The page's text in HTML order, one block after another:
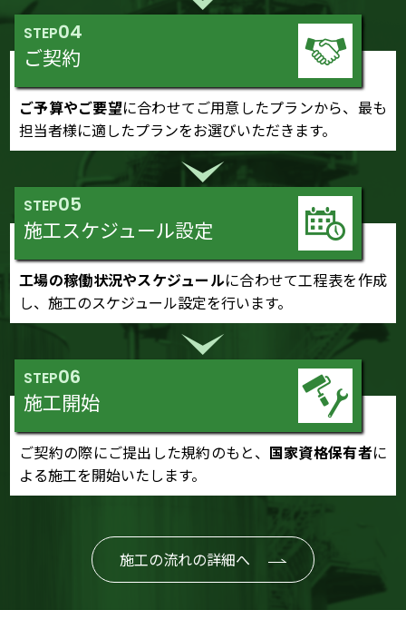
STEP04
ご契約
ご予算やご要望に合わせてご用意したプランから、最も
担当者様に適したプランをお選びいただきます。
STEP05
施工スケジュール設定
工場の稼働状況やスケジュールに合わせて工程表を作成
し、施工のスケジュール設定を行います。
STEP06
施工開始
ご契約の際にご提出した規約のもと、 国家資格保有者に
よる施工を開始いたします。
施工の流れの詳細へ